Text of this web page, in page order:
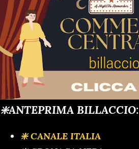
❇️ANTEPRIMA BILLACCIO:
❇️ CANALE ITALIA